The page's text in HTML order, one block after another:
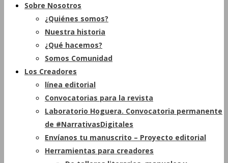
Sobre Nosotros
¿Quiénes somos?
Nuestra historia
¿Qué hacemos?
Somos Comunidad
Los Creadores
línea editorial
Convocatorias para la revista
Laboratorio Hoguera. Convocatoria permanente
de #NarrativasDigitales
Envíanos tu manuscrito – Proyecto editorial
Herramientas para creadores